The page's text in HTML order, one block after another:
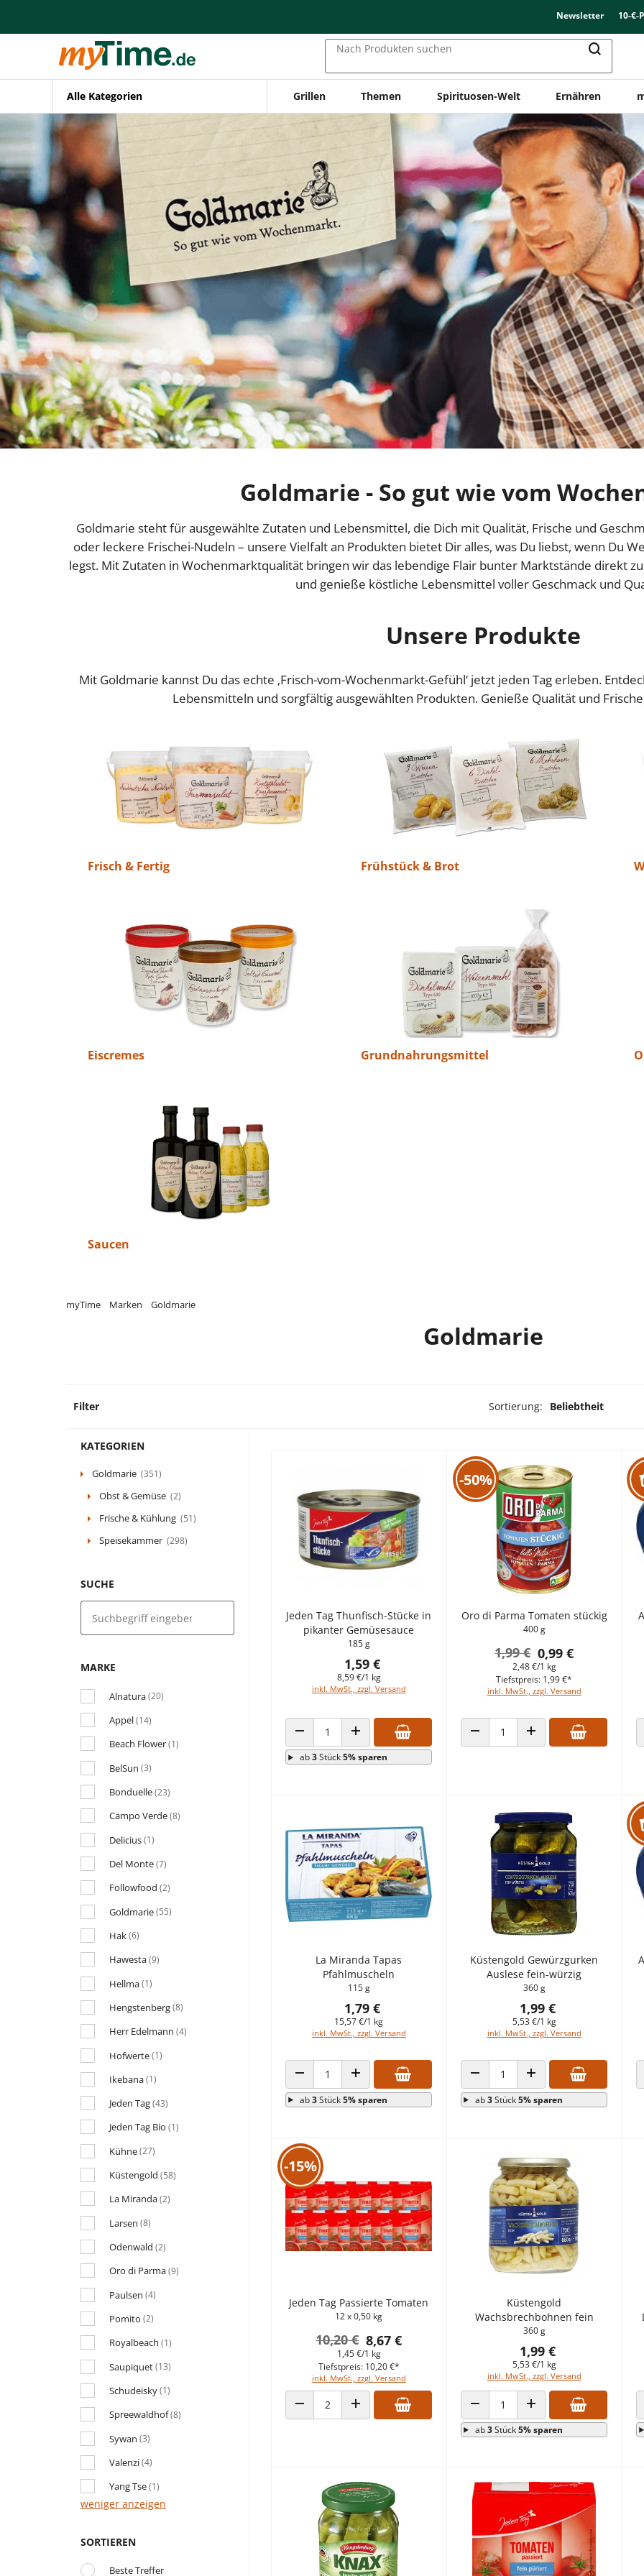
Newsletter 10-€-
Nach Produkten suchen
Alle Kategorien Grillen Themen Spirituosen-Welt Ernähren
Goldmarie - So gut wie vom
Goldmarie steht für ausgewählte Zutaten und Lebensmittel, die Dich mit Qualität, Frische und
oder leckere Frischei-Nudeln – unsere Vielfalt an Produkten bietet Dir alles, was Du liebst, wenn Du
legst. Mit Zutaten in Wochenmarktqualität bringen wir das lebendige Flair bunter Marktstände direkt
und genieße köstliche Lebensmittel voller Geschmack und
Unsere Produkte
Mit Goldmarie kannst Du das echte ‚Frisch-vom-Wochenmarkt-Gefühl‘ jetzt jeden Tag erleben.
Lebensmitteln und sorgfältig ausgewählten Produkten. Genieße Qualität und
Frisch & Fertig Frühstück & Brot
Eiscremes Grundnahrungsmittel
Saucen
myTime Marken Goldmarie
Goldmarie
Filter Sortierung: Beliebtheit
KATEGORIEN
Goldmarie (351)
Obst & Gemüse (2)
Frische & Kühlung (51)
Speisekammer (298)
SUCHE
MARKE
Alnatura(20)
Appel(14)
Beach Flower(1)
BelSun (3)
Bonduelle(23)
Campo Verde(8)
Delicius(1)
Del Monte(7)
Followfood (2)
Goldmarie(55)
Hak(6)
Hawesta(9)
Hellma(1)
Hengstenberg(8)
Herr Edelmann (4)
Hofwerte(1)
Ikebana(1)
Jeden Tag(43)
Jeden Tag Bio (1)
Kühne(27)
Küstengold (58)
La Miranda(2)
Larsen (8)
Odenwald (2)
Oro di Parma(9)
Paulsen (4)
Pomito (2)
Royalbeach (1)
Saupiquet(13)
Schudeisky(1)
Spreewaldhof(8)
Sywan (3)
Valenzi(4)
Yang Tse(1)
weniger anzeigen
SORTIEREN
Beste Treffer
Jeden Tag Thunfisch-Stücke in
pikanter Gemüsesauce
185 g
1,59 €
8,59 €/1 kg
inkl. MwSt., zzgl. Versand
ANZAHL VERRINGERNANZAHL ERHÖHEN
ab3Stück5% sparen
-50%
Oro di Parma Tomaten stückig
400 g
0,99 €
1,99 €
2,48 €/1 kg
inkl. MwSt., zzgl. Versand
Tiefstpreis: 1,99 €*
ANZAHL VERRINGERNANZAHL ERHÖHEN
La Miranda Tapas
Pfahlmuscheln
115 g
1,79 €
15,57 €/1 kg
inkl. MwSt., zzgl. Versand
ANZAHL VERRINGERNANZAHL ERHÖHEN
ab3Stück5% sparen
Küstengold Gewürzgurken
Auslese fein-würzig
360 g
1,99 €
5,53 €/1 kg
inkl. MwSt., zzgl. Versand
ANZAHL VERRINGERNANZAHL ERHÖHEN
ab3Stück5% sparen
-15%
Jeden Tag Passierte Tomaten
12 x 0,50 kg
8,67 €
10,20 €
1,45 €/1 kg
inkl. MwSt., zzgl. Versand
Tiefstpreis: 10,20 €*
ANZAHL VERRINGERNANZAHL ERHÖHEN
Küstengold
Wachsbrechbohnen fein
360 g
1,99 €
5,53 €/1 kg
inkl. MwSt., zzgl. Versand
ANZAHL VERRINGERNANZAHL ERHÖHEN
ab3Stück5% sparen